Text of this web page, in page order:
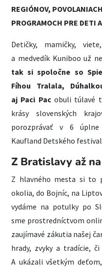
REGIÓNOV,
PROGRAMOCH PRE DETI
Detičky, mamičky,
a medvedík Kuniboo už
tak si spoločne so
Fíhou Tralala,
aj Paci Pacobuli túlavé
krásy slovenských
porozprávať v 6 úplne
Kaufland Detského
Z Bratislavy až
Z hlavného mesta si to
okolia, do Bojníc, na
vydáme na potulky po
sme prostredníctvom
zaujímavé zákutia našej
hrady, zvyky a tradície,
A ukázali všetkým